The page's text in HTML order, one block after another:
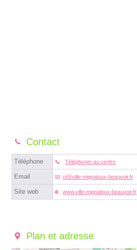
Contact
Téléphone Téléphoner au centre
Email clⓐville-mignaloux-beauvoir.fr
Site web www.ville-mignaloux-beauvoir.fr
Plan et adresse